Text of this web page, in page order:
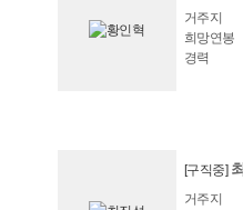
거주지
희망연봉
경력
[구직중]
거주지